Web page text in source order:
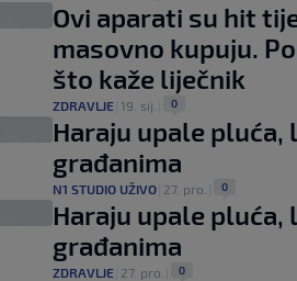
Ovi aparati su hit
masovno kupuju.
što kaže liječnik
ZDRAVLJE 19. sij. 0
Haraju upale
građanima
N1 STUDIO UŽIVO 27. pro. 0
Haraju upale
građanima
ZDRAVLJE 27. pro. 0